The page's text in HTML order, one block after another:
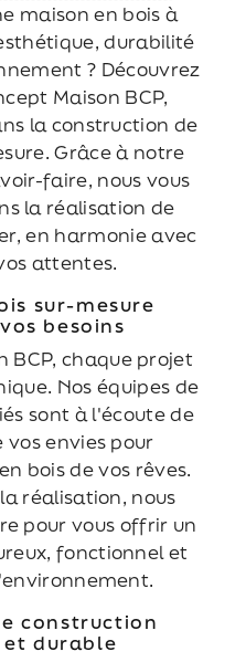
maison en bois à
durabilité
? Découvrez
Maison BCP,
la construction de
Grâce à notre
faire, nous vous
la réalisation de
en harmonie avec
attentes.
sur-mesure
besoins
BCP, chaque projet
Nos équipes de
sont à l'écoute de
vos envies pour
bois de vos rêves.
réalisation, nous
pour vous offrir un
fonctionnel et
construction
durable